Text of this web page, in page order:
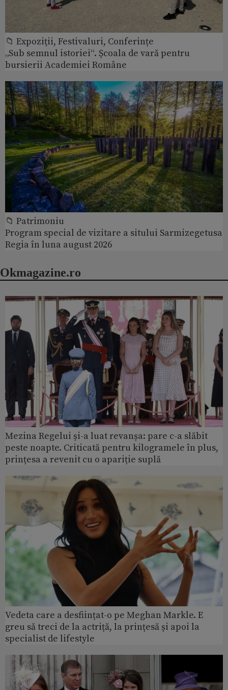
📁 Expoziţii, Festivaluri, Conferințe
„Sub semnul istoriei“. Școala de vară pentru
bursierii Academiei Române
📁 Patrimoniu
Program special de vizitare a sitului Sarmizegetusa
Regia în luna august 2026
Okmagazine.ro
Mezina Regelui și-a luat revanșa: pare c-a slăbit
peste noapte. Criticată pentru kilogramele în plus,
prințesa a revenit cu o apariție suplă
Vedeta care a desființat-o pe Meghan Markle. E
greu să treci de la actriță, la prințesă și apoi la
specialist de lifestyle